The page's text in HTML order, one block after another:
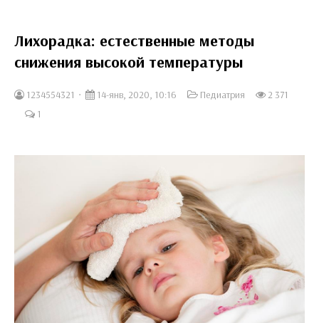
Лихорадка: естественные методы
снижения высокой температуры
1234554321 14-янв, 2020, 10:16 Педиатрия
2 371
1